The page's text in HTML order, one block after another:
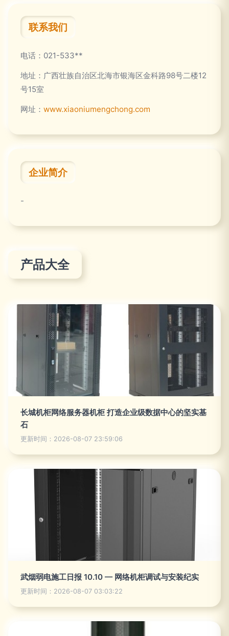
联系我们
电话：021-533**
地址：广西壮族自治区北海市银海区金科路98号二楼12
号15室
网址： www.xiaoniumengchong.com
企业简介
-
产品大全
长城机柜网络服务器机柜 打造企业级数据中心的坚实基
石
更新时间：2026-08-07 23:59:06
武烟弱电施工日报 10.10 — 网络机柜调试与安装纪实
更新时间：2026-08-07 03:03:22